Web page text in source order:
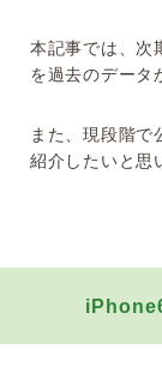
本記事では、次
を過去のデータ
また、現段階で
紹介したいと思